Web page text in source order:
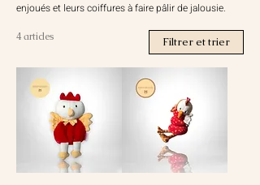
enjoués et leurs coiffures à faire pâlir de jalousie.
4 articles Filtrer et trier